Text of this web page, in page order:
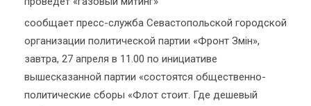
сообщает пресс-служба Севастопольской городской
организации политической партии «Фронт Змін»,
завтра, 27 апреля в 11.00 по инициативе
вышесказанной партии «состоятся общественно-
политические сборы «Флот стоит. Где дешевый